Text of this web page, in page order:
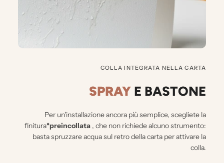
COLLA INTEGRATA NELLA CARTA
SPRAY E BASTONE
Per un'installazione ancora più semplice, scegliete la
finitura*preincollata , che non richiede alcuno strumento:
basta spruzzare acqua sul retro della carta per attivare la
colla.